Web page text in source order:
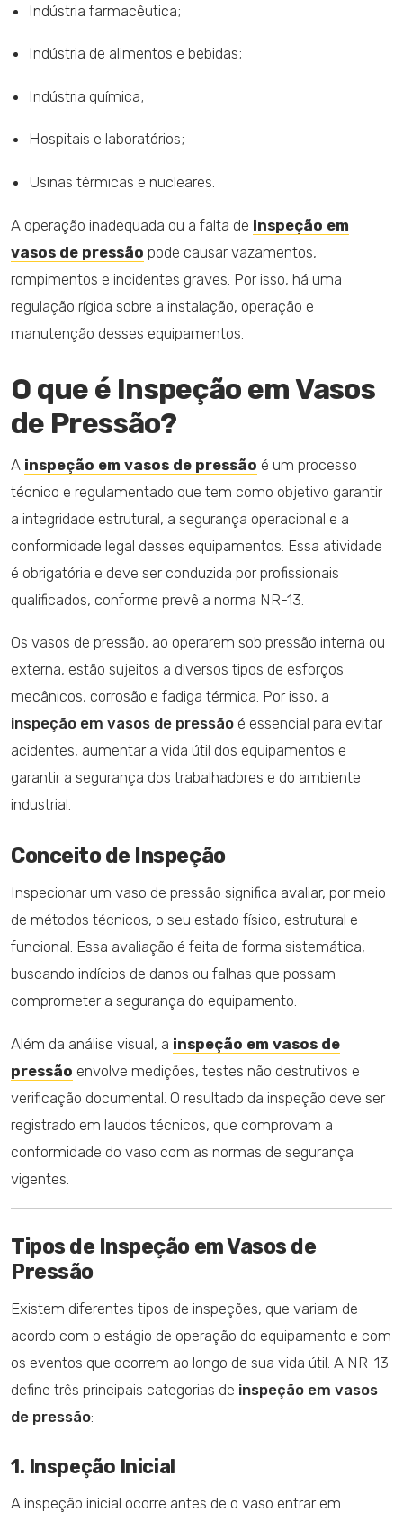
Indústria farmacêutica;
Indústria de alimentos e bebidas;
Indústria química;
Hospitais e laboratórios;
Usinas térmicas e nucleares.
A operação inadequada ou a falta de inspeção em
vasos de pressão pode causar vazamentos,
rompimentos e incidentes graves. Por isso, há uma
regulação rígida sobre a instalação, operação e
manutenção desses equipamentos.
O que é Inspeção em Vasos
de Pressão?
A inspeção em vasos de pressão é um processo
técnico e regulamentado que tem como objetivo garantir
a integridade estrutural, a segurança operacional e a
conformidade legal desses equipamentos. Essa atividade
é obrigatória e deve ser conduzida por profissionais
qualificados, conforme prevê a norma NR-13.
Os vasos de pressão, ao operarem sob pressão interna ou
externa, estão sujeitos a diversos tipos de esforços
mecânicos, corrosão e fadiga térmica. Por isso, a
inspeção em vasos de pressão é essencial para evitar
acidentes, aumentar a vida útil dos equipamentos e
garantir a segurança dos trabalhadores e do ambiente
industrial.
Conceito de Inspeção
Inspecionar um vaso de pressão significa avaliar, por meio
de métodos técnicos, o seu estado físico, estrutural e
funcional. Essa avaliação é feita de forma sistemática,
buscando indícios de danos ou falhas que possam
comprometer a segurança do equipamento.
Além da análise visual, a inspeção em vasos de
pressão envolve medições, testes não destrutivos e
verificação documental. O resultado da inspeção deve ser
registrado em laudos técnicos, que comprovam a
conformidade do vaso com as normas de segurança
vigentes.
Tipos de Inspeção em Vasos de
Pressão
Existem diferentes tipos de inspeções, que variam de
acordo com o estágio de operação do equipamento e com
os eventos que ocorrem ao longo de sua vida útil. A NR-13
define três principais categorias de inspeção em vasos
de pressão:
1. Inspeção Inicial
A inspeção inicial ocorre antes de o vaso entrar em